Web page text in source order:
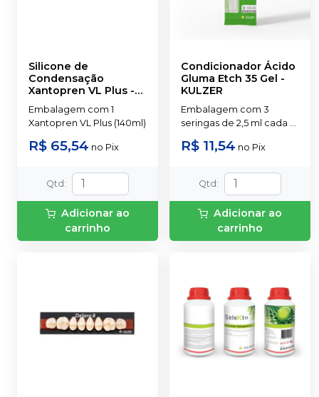
Silicone de
Condensação
Xantopren VL Plus -
140ml
Embalagem com 1
Xantopren VL Plus (140ml)
R$ 65,54 no Pix
Qtd :
Adicionar ao
carrinho
Condicionador Ácido
Gluma Etch 35 Gel -
KULZER
Embalagem com 3
seringas de 2,5 ml cada e
R$ 11,54 no Pix
Qtd :
Adicionar ao
carrinho